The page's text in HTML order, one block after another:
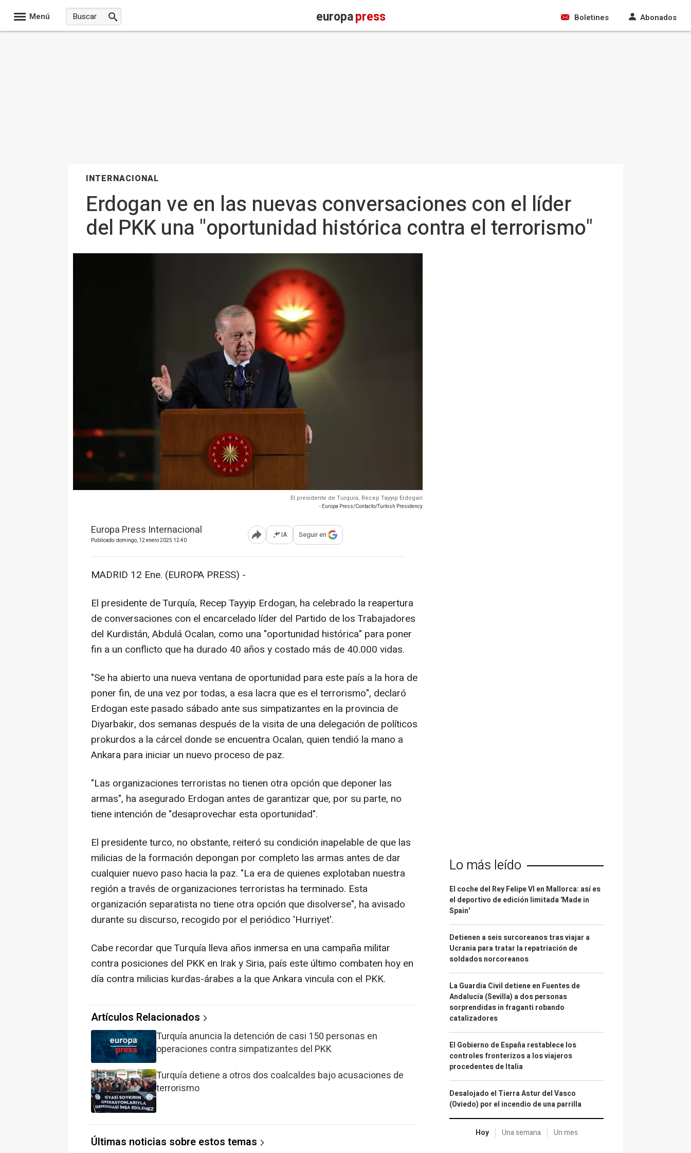
Menú europapress Boletines Abonados
INTERNACIONAL
Erdogan ve en las nuevas conversaciones con el líder
del PKK una "oportunidad histórica contra el terrorismo"
El presidente de Turquía, Recep Tayyip Erdogan
- Europa Press/Contacto/Turkish Presidency
Europa Press Internacional
Publicado: domingo, 12 enero 2025 12:40 Abrir opciones para compartir
IA Seguir en
MADRID 12 Ene. (EUROPA PRESS) -
El presidente de Turquía, Recep Tayyip Erdogan, ha celebrado la reapertura
de conversaciones con el encarcelado líder del Partido de los Trabajadores
del Kurdistán, Abdulá Ocalan, como una "oportunidad histórica" para poner
fin a un conflicto que ha durado 40 años y costado más de 40.000 vidas.
"Se ha abierto una nueva ventana de oportunidad para este país a la hora de
poner fin, de una vez por todas, a esa lacra que es el terrorismo", declaró
Erdogan este pasado sábado ante sus simpatizantes en la provincia de
Diyarbakir, dos semanas después de la visita de una delegación de políticos
prokurdos a la cárcel donde se encuentra Ocalan, quien tendió la mano a
Ankara para iniciar un nuevo proceso de paz.
"Las organizaciones terroristas no tienen otra opción que deponer las
armas", ha asegurado Erdogan antes de garantizar que, por su parte, no
tiene intención de "desaprovechar esta oportunidad".
El presidente turco, no obstante, reiteró su condición inapelable de que las
milicias de la formación depongan por completo las armas antes de dar
cualquier nuevo paso hacia la paz. "La era de quienes explotaban nuestra
región a través de organizaciones terroristas ha terminado. Esta
organización separatista no tiene otra opción que disolverse", ha avisado
durante su discurso, recogido por el periódico 'Hurriyet'.
Cabe recordar que Turquía lleva años inmersa en una campaña militar
contra posiciones del PKK en Irak y Siria, país este último combaten hoy en
día contra milicias kurdas-árabes a la que Ankara vincula con el PKK.
Artículos Relacionados
Turquía anuncia la detención de casi 150 personas en
operaciones contra simpatizantes del PKK
Turquía detiene a otros dos coalcaldes bajo acusaciones de
terrorismo
Últimas noticias sobre estos temas
Lo más leído
El coche del Rey Felipe VI en Mallorca: así es
el deportivo de edición limitada 'Made in
Spain'
Detienen a seis surcoreanos tras viajar a
Ucrania para tratar la repatriación de
soldados norcoreanos
La Guardia Civil detiene en Fuentes de
Andalucía (Sevilla) a dos personas
sorprendidas in fraganti robando
catalizadores
El Gobierno de España restablece los
controles fronterizos a los viajeros
procedentes de Italia
Desalojado el Tierra Astur del Vasco
(Oviedo) por el incendio de una parrilla
Hoy Una semana Un mes